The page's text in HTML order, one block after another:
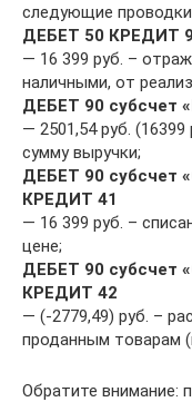
следующие
ДЕБЕТ 50 КРЕДИТ
— 16 399 руб. –
наличными, от
ДЕБЕТ 90 субсчет
— 2501,54 руб.
сумму выручки;
ДЕБЕТ 90 субсчет
КРЕДИТ 41
— 16 399 руб. –
цене;
ДЕБЕТ 90 субсчет
КРЕДИТ 42
— (-2779,49) руб. –
проданным товарам
Обратите внимание: